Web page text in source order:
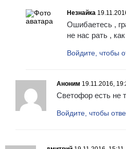
Незнайка
Ошибаетесь ,
не нас рать ,
Войдите, чтобы
Аноним 19.11.2016,
Светофор есть не
Войдите, чтобы